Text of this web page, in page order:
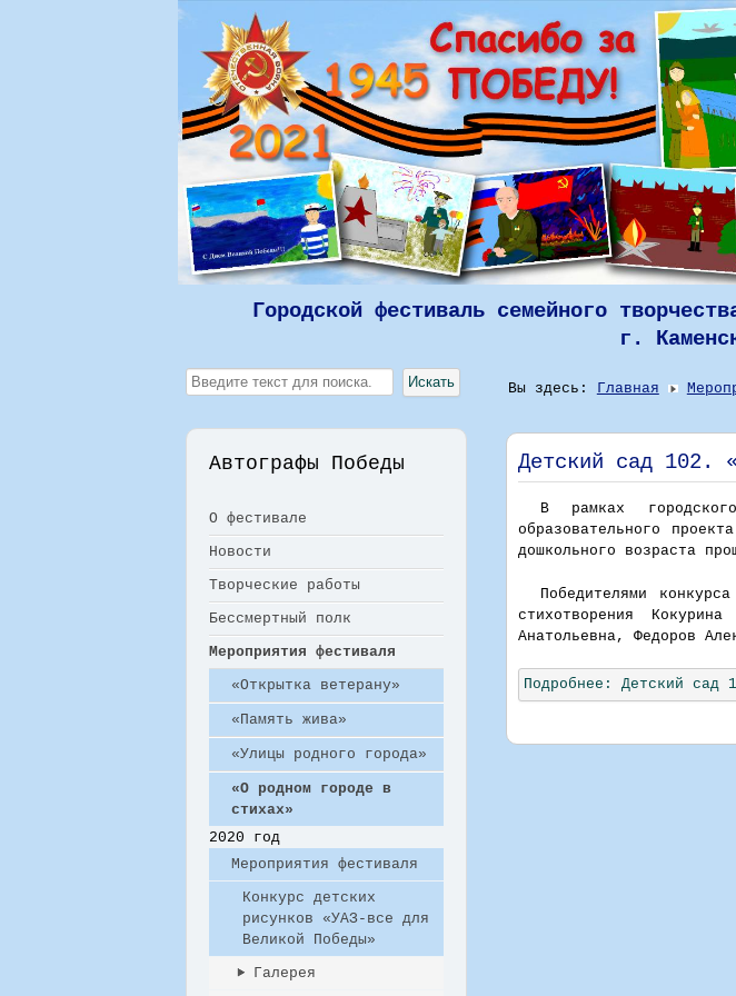
Городской фестиваль семейного
г.
Искать... Искать
Автографы Победы
О фестивале
Новости
Творческие работы
Бессмертный полк
Мероприятия фестиваля
«Открытка ветерану»
«Память жива»
«Улицы родного города»
«О родном городе в
стихах»
2020 год
Мероприятия фестиваля
Конкурс детских
рисунков «УАЗ-все для
Великой Победы»
Галерея
Вы здесь: Главная
Детский сад 102.
В рамках
образовательного
дошкольного возраста
Победителями
стихотворения
Анатольевна, Федоров
Подробнее: Детский сад